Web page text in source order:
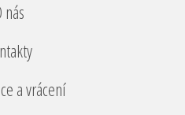
nás
a vrácení